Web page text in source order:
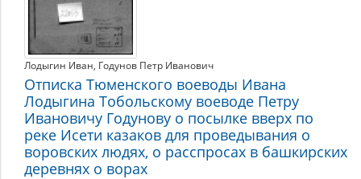
Лодыгин Иван, Годунов Петр Иванович
Отписка Тюменского воеводы Ивана
Лодыгина Тобольскому воеводе Петру
Ивановичу Годунову о посылке вверх по
реке Исети казаков для проведывания о
воровских людях, о расспросах в башкирских
деревнях о ворах